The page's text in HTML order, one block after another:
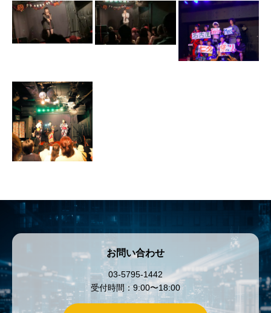
お問い合わせ
03-5795-1442
受付時間：9:00〜18:00